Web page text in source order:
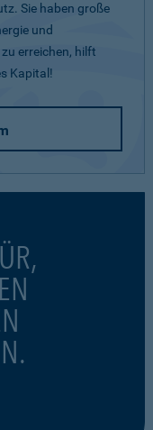
Sie haben große
und
erreichen, hilft
Kapital!